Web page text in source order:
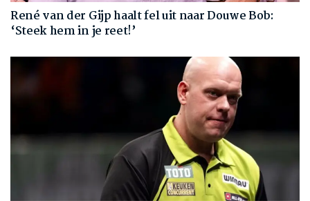
René van der Gijp haalt fel uit naar Douwe Bob:
‘Steek hem in je reet!’